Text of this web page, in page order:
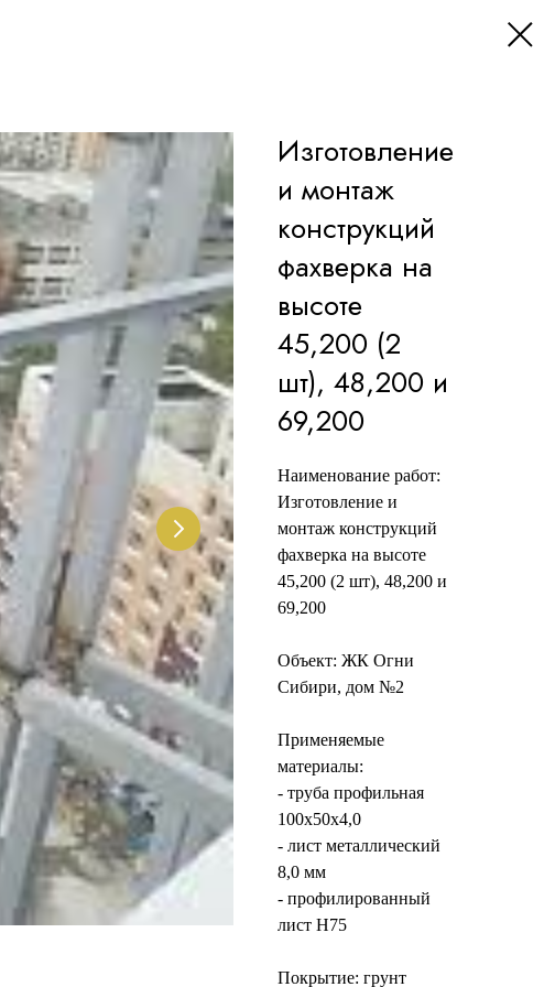
Изготовление
и монтаж
конструкций
фахверка на
высоте
45,200 (2
шт), 48,200 и
69,200
Наименование работ:
Изготовление и
монтаж конструкций
фахверка на высоте
45,200 (2 шт), 48,200 и
69,200
Объект: ЖК Огни
Сибири, дом №2
Применяемые
материалы:
- труба профильная
100х50х4,0
- лист металлический
8,0 мм
- профилированный
лист Н75
Покрытие: грунт